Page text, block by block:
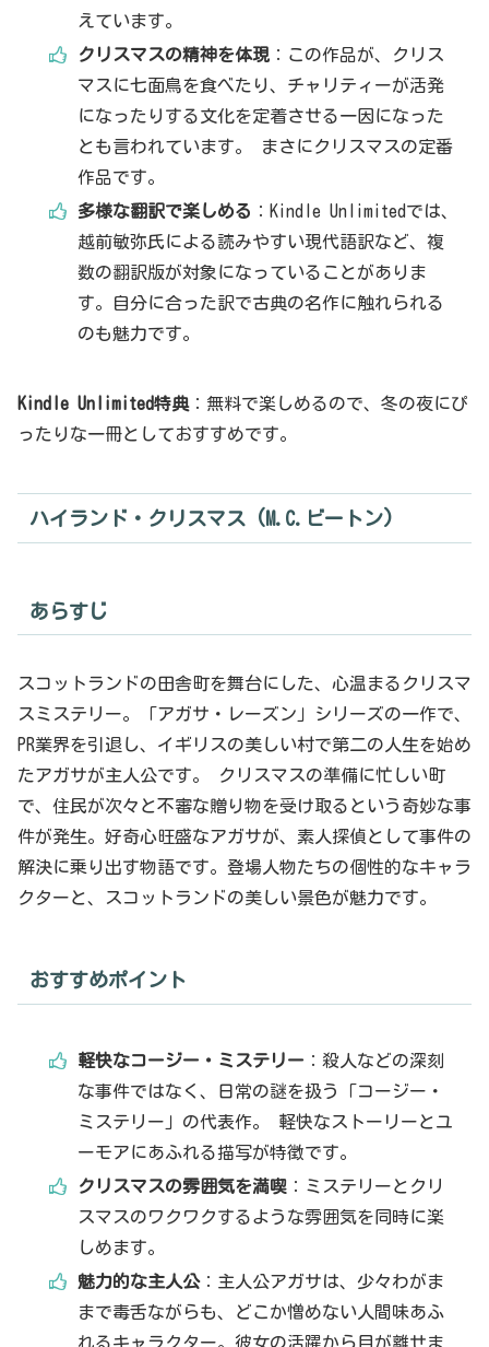
えています。
クリスマスの精神を体現：この作品が、クリス
マスに七面鳥を食べたり、チャリティーが活発
になったりする文化を定着させる一因になった
とも言われています。 まさにクリスマスの定番
作品です。
多様な翻訳で楽しめる ：Kindle Unlimitedでは、
越前敏弥氏による読みやすい現代語訳など、複
数の翻訳版が対象になっていることがありま
す。自分に合った訳で古典の名作に触れられる
のも魅力です。
Kindle Unlimited特典：無料で楽しめるので、冬の夜にぴ
ったりな一冊としておすすめです。
ハイランド・クリスマス (M.C.ビートン)
あらすじ
スコットランドの田舎町を舞台にした、心温まるクリスマ
スミステリー。「アガサ・レーズン」シリーズの一作で、
PR業界を引退し、イギリスの美しい村で第二の人生を始め
たアガサが主人公です。 クリスマスの準備に忙しい町
で、住民が次々と不審な贈り物を受け取るという奇妙な事
件が発生。好奇心旺盛なアガサが、素人探偵として事件の
解決に乗り出す物語です。登場人物たちの個性的なキャラ
クターと、スコットランドの美しい景色が魅力です。
おすすめポイント
軽快なコージー・ミステリー ：殺人などの深刻
な事件ではなく、日常の謎を扱う「コージー・
ミステリー」の代表作。 軽快なストーリーとユ
ーモアにあふれる描写が特徴です。
クリスマスの雰囲気を満喫：ミステリーとクリ
スマスのワクワクするような雰囲気を同時に楽
しめます。
魅力的な主人公：主人公アガサは、少々わがま
まで毒舌ながらも、どこか憎めない人間味あふ
れるキャラクター。彼女の活躍から目が離せま